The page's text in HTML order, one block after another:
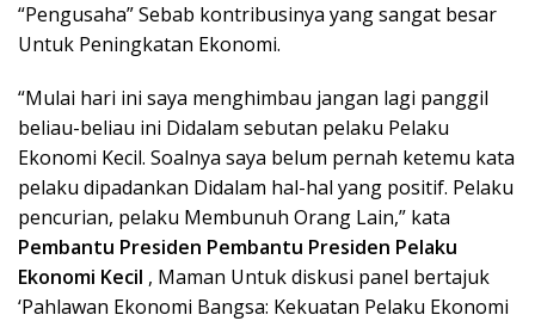
“Pengusaha” Sebab kontribusinya yang sangat besar
Untuk Peningkatan Ekonomi.
“Mulai hari ini saya menghimbau jangan lagi panggil
beliau-beliau ini Didalam sebutan pelaku Pelaku
Ekonomi Kecil. Soalnya saya belum pernah ketemu kata
pelaku dipadankan Didalam hal-hal yang positif. Pelaku
pencurian, pelaku Membunuh Orang Lain,” kata
Pembantu Presiden Pembantu Presiden Pelaku
Ekonomi Kecil , Maman Untuk diskusi panel bertajuk
‘Pahlawan Ekonomi Bangsa: Kekuatan Pelaku Ekonomi